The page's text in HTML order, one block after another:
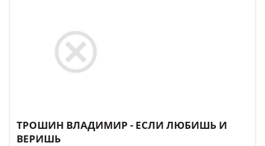
ТРОШИН ВЛАДИМИР - ЕСЛИ ЛЮБИШЬ И
ВЕРИШЬ